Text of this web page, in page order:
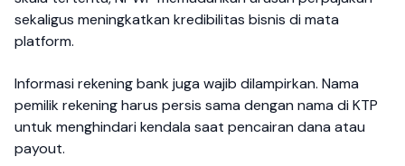
sekaligus meningkatkan kredibilitas bisnis di mata
platform.
Informasi rekening bank juga wajib dilampirkan. Nama
pemilik rekening harus persis sama dengan nama di KTP
untuk menghindari kendala saat pencairan dana atau
payout.